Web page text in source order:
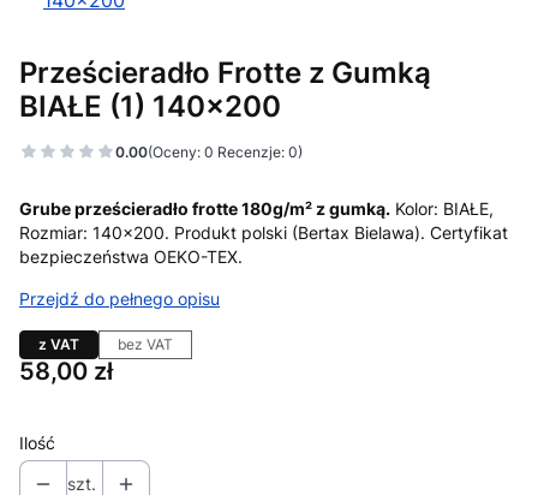
Prześcieradło Frotte z Gumką
BIAŁE (1) 140x200
0.00(Oceny: 0 Recenzje: 0)
Grube prześcieradło frotte 180g/m² z gumką. Kolor: BIAŁE,
Rozmiar: 140x200. Produkt polski (Bertax Bielawa). Certyfikat
bezpieczeństwa OEKO-TEX.
Przejdź do pełnego opisu
z VAT bez VAT
Cena
58,00 zł
Ilość
szt.